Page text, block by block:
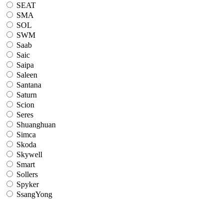
SEAT
SMA
SOL
SWM
Saab
Saic
Saipa
Saleen
Santana
Saturn
Scion
Seres
Shuanghuan
Simca
Skoda
Skywell
Smart
Sollers
Spyker
SsangYong